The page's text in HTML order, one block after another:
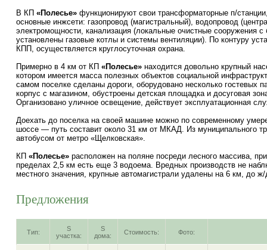
В КП «Полесье» функционируют свои трансформаторные п/
основные инжсети: газопровод (магистральный), водопровод
электромощности, канализация (локальные очистные сооружения
установлены газовые котлы и системы вентиляции). По контуру
КПП, осуществляется круглосуточная охрана.
Примерно в 4 км от КП «Полесье» находится довольно крупный
котором имеется масса полезных объектов социальной
самом поселке сделаны дороги, оборудовано несколько гостевых
корпус с магазином, обустроены детская площадка и досуговая
Организовано уличное освещение, действует эксплуатационная
Доехать до поселка на своей машине можно по современному
шоссе — путь составит около 31 км от МКАД. Из муниципального
автобусом от метро «Щелковская».
КП «Полесье» расположен на поляне посреди лесного массива,
пределах 2,5 км есть еще 3 водоема. Вредных производств не
местного значения, крупные автомагистрали удалены на 6 км, до
Предложения
Тип:
S
участка:
S
дома:
Стоимость: Фото: